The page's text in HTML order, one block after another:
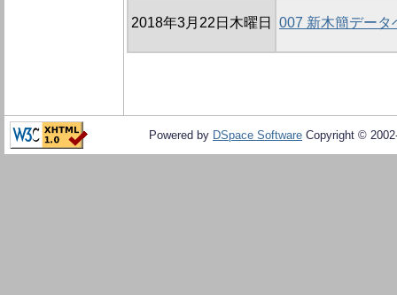
2018年3月22日木曜日 007 新木簡データ
Powered by DSpace Software Copyright ©